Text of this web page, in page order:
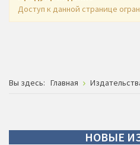
Доступ к данной странице
Вы здесь: Главная
НОВЫЕ